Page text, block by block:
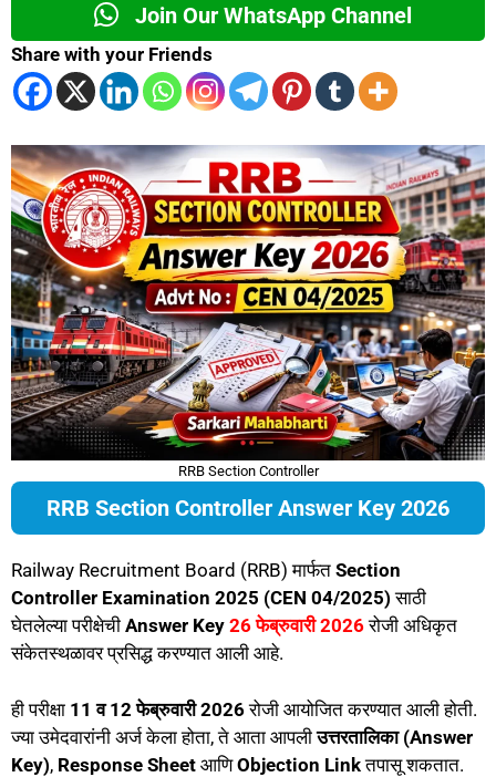
Join Our WhatsApp Channel
Share with your Friends
RRB Section Controller
RRB Section Controller Answer Key 2026
Railway Recruitment Board (RRB) मार्फत Section
Controller Examination 2025 (CEN 04/2025) साठी
घेतलेल्या परीक्षेची Answer Key 26 फेब्रुवारी 2026रोजी अधिकृत
संकेतस्थळावर प्रसिद्ध करण्यात आली आहे.
ही परीक्षा 11 व 12 फेब्रुवारी 2026रोजी आयोजित करण्यात आली होती.
ज्या उमेदवारांनी अर्ज केला होता, ते आता आपलीउत्तरतालिका (Answer
Key), Response Sheet आणिObjection Linkतपासू शकतात.